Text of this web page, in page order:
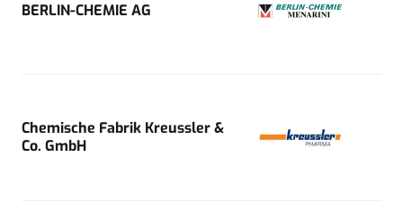
BERLIN-CHEMIE AG
Chemische Fabrik Kreussler &
Co. GmbH